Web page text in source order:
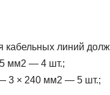
кабельных линий
мм2 — 4 шт.;
3 × 240 мм2 — 5 шт.;